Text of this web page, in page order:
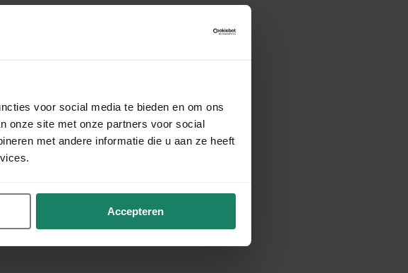
voor social media te bieden en om ons
onze site met onze partners voor social
met andere informatie die u aan ze heeft
Accepteren